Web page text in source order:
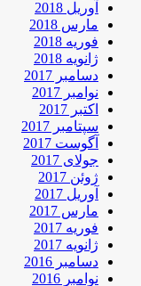
آوریل 2018
مارس 2018
فوریه 2018
ژانویه 2018
دسامبر 2017
نوامبر 2017
اکتبر 2017
سپتامبر 2017
آگوست 2017
جولای 2017
ژوئن 2017
آوریل 2017
مارس 2017
فوریه 2017
ژانویه 2017
دسامبر 2016
نوامبر 2016